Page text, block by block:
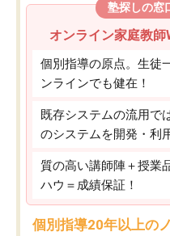
塾探しの窓
オンライン家庭教
個別指導の原点。生徒
ンラインでも健在！
既存システムの流用で
のシステムを開発・利
質の高い講師陣＋授業
ハウ＝成績保証！
個別指導20年以上の